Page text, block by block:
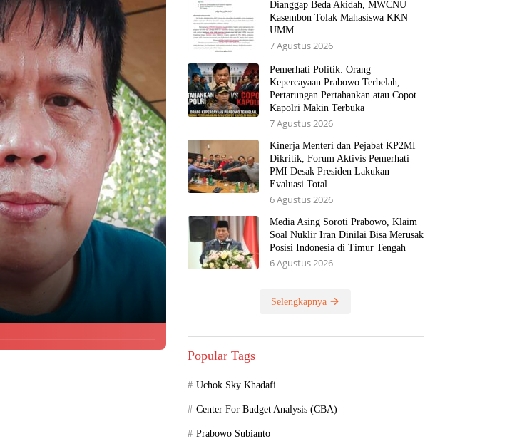
Dianggap Beda Akidah, MWCNU
Kasembon Tolak Mahasiswa KKN
UMM
7 Agustus 2026
Pemerhati Politik: Orang
Kepercayaan Prabowo Terbelah,
Pertarungan Pertahankan atau Copot
Kapolri Makin Terbuka
7 Agustus 2026
Kinerja Menteri dan Pejabat KP2MI
Dikritik, Forum Aktivis Pemerhati
PMI Desak Presiden Lakukan
Evaluasi Total
6 Agustus 2026
Media Asing Soroti Prabowo, Klaim
Soal Nuklir Iran Dinilai Bisa Merusak
Posisi Indonesia di Timur Tengah
6 Agustus 2026
Selengkapnya
Popular Tags
Uchok Sky Khadafi
Center For Budget Analysis (CBA)
Prabowo Subianto